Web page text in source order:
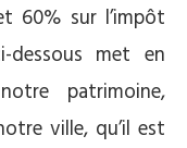
60% sur l’impôt
met en
patrimoine,
ville, qu’il est